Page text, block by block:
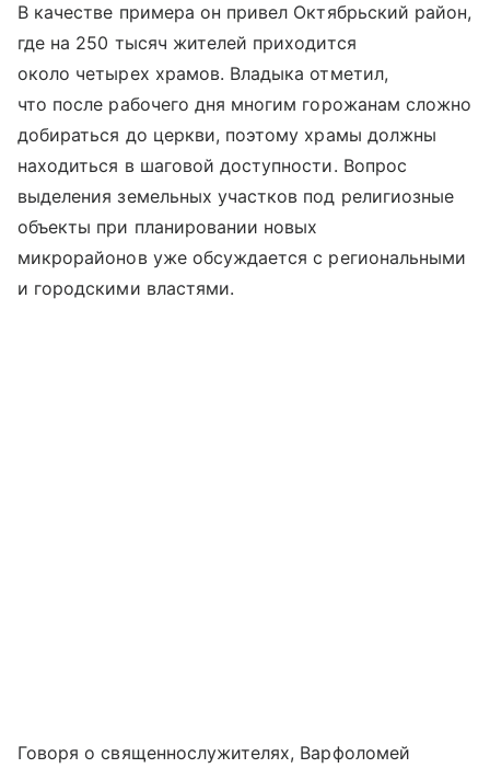
В качестве примера он привел Октябрьский район,
где на 250 тысяч жителей приходится
около четырех храмов. Владыка отметил,
что после рабочего дня многим горожанам сложно
добираться до церкви, поэтому храмы должны
находиться в шаговой доступности. Вопрос
выделения земельных участков под религиозные
объекты при планировании новых
микрорайонов уже обсуждается с региональными
и городскими властями.
Говоря о священнослужителях, Варфоломей